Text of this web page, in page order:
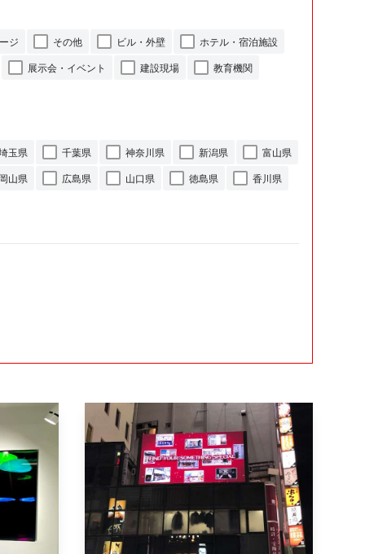
ジ その他 ビル・外壁
ホテル・宿泊施設
展示会・イベント
建設現場 教育機関
玉県 千葉県 神奈川県 新潟県
富山県
山県
広島県 山口県 徳島県 香川県